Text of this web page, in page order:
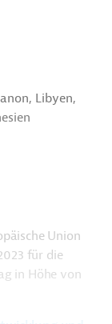
Libyen,
Union
für die
in Höhe von